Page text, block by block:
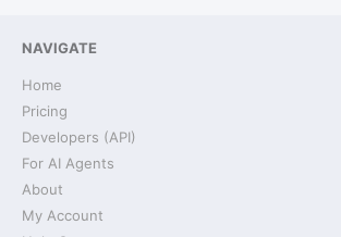
NAVIGATE
Home
Pricing
Developers (API)
For AI Agents
About
My Account